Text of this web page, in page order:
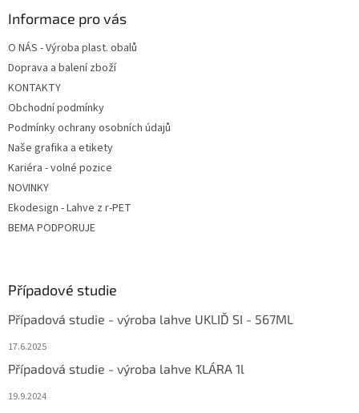
Informace pro vás
O NÁS - Výroba plast. obalů
Doprava a balení zboží
KONTAKTY
Obchodní podmínky
Podmínky ochrany osobních údajů
Naše grafika a etikety
Kariéra - volné pozice
NOVINKY
Ekodesign - Lahve z r-PET
BEMA PODPORUJE
Případové studie
Případová studie - výroba lahve UKLIĎ SI - 567ML
17.6.2025
Případová studie - výroba lahve KLÁRA 1l
19.9.2024